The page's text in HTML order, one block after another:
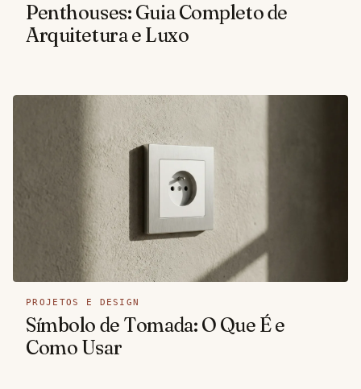
Penthouses: Guia Completo de
Arquitetura e Luxo
PROJETOS E DESIGN
Símbolo de Tomada: O Que É e
Como Usar